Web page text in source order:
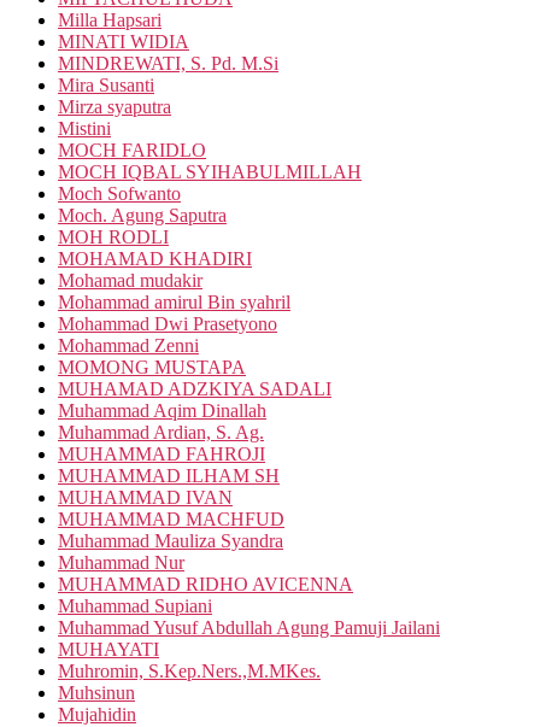
Milla Hapsari
MINATI WIDIA
MINDREWATI, S. Pd. M.Si
Mira Susanti
Mirza syaputra
Mistini
MOCH FARIDLO
MOCH IQBAL SYIHABULMILLAH
Moch Sofwanto
Moch. Agung Saputra
MOH RODLI
MOHAMAD KHADIRI
Mohamad mudakir
Mohammad amirul Bin syahril
Mohammad Dwi Prasetyono
Mohammad Zenni
MOMONG MUSTAPA
MUHAMAD ADZKIYA SADALI
Muhammad Aqim Dinallah
Muhammad Ardian, S. Ag.
MUHAMMAD FAHROJI
MUHAMMAD ILHAM SH
MUHAMMAD IVAN
MUHAMMAD MACHFUD
Muhammad Mauliza Syandra
Muhammad Nur
MUHAMMAD RIDHO AVICENNA
Muhammad Supiani
Muhammad Yusuf Abdullah Agung Pamuji Jailani
MUHAYATI
Muhromin, S.Kep.Ners.,M.MKes.
Muhsinun
Mujahidin